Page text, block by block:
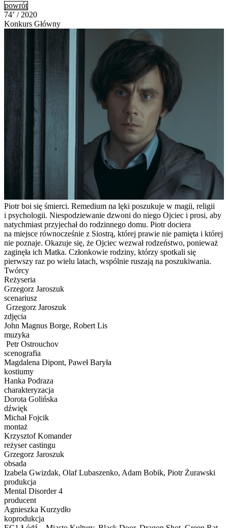
powrót
74’ / 2020
Konkurs Główny
Piotr boi się śmierci. Remedium na lęki poszukuje w magii, religii
i psychologii. Niespodziewanie dzwoni do niego Ojciec i prosi, aby
natychmiast przyjechał do rodzinnego domu. Piotr dociera
na miejsce równocześnie z Siostrą, której prawie nie pamięta i której
nie poznaje. Okazuje się, że Ojciec wezwał rodzeństwo, ponieważ
zaginęła ich Matka. Członkowie rodziny, którzy spotkali się
pierwszy raz po wielu latach, wspólnie ruszają na poszukiwania.
Twórcy
Reżyseria
Grzegorz Jaroszuk
scenariusz
Grzegorz Jaroszuk
zdjęcia
John Magnus Borge, Robert Lis
muzyka
Petr Ostrouchov
scenografia
Magdalena Dipont, Paweł Baryła
kostiumy
Hanka Podraza
charakteryzacja
Dorota Golińska
dźwięk
Michał Fojcik
montaż
Krzysztof Komander
reżyser castingu
Grzegorz Jaroszuk
obsada
Izabela Gwizdak, Olaf Lubaszenko, Adam Bobik, Piotr Żurawski
produkcja
Mental Disorder 4
producent
Agnieszka Kurzydło
koprodukcja